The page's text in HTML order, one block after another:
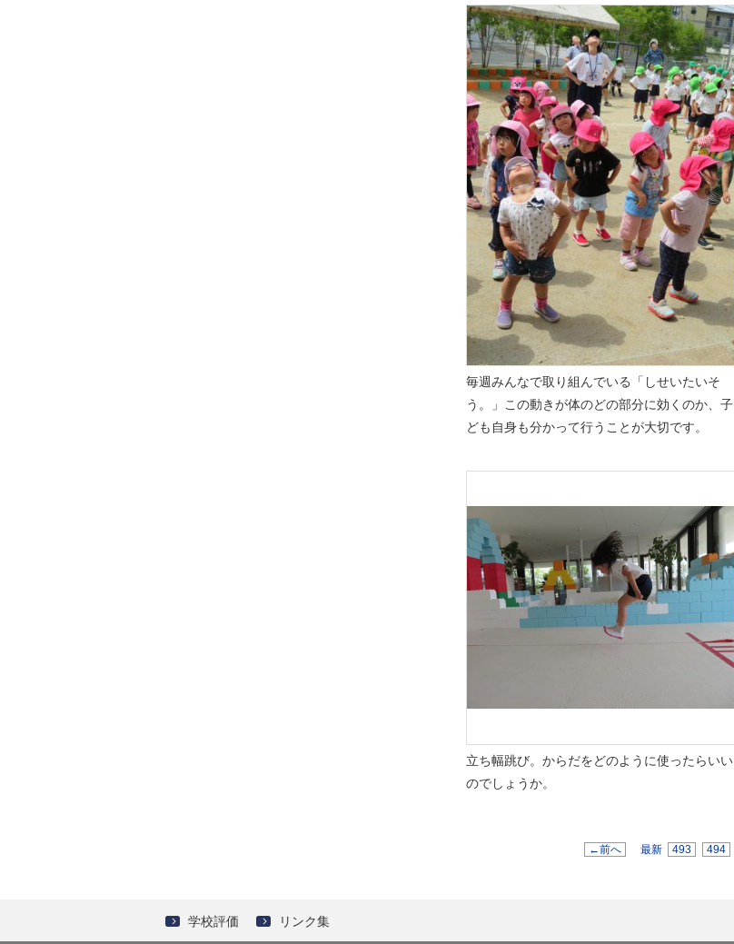
毎週みんなで取り組んでいる「しせいたいそ
う。」この動きが体のどの部分に効くのか、子
ども自身も分かって行うことが大切です。
立ち幅跳び。からだをどのように使ったらいい
のでしょうか。
←前へ 最新 493 494
学校評価 リンク集